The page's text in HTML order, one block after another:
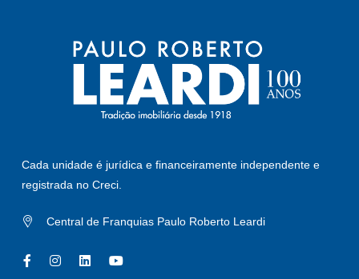
Cada unidade é jurídica e financeiramente independente e
registrada no Creci.
Central de Franquias Paulo Roberto Leardi